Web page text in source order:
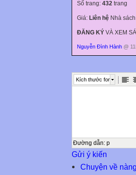
Số trang: 432 trang
Giá: Liên hệ Nhà
ĐĂNG KÝ VÀ XEM
Nguyễn Đình Hành @
Kích thước font
Đường dẫn: p
Gửi ý kiến
Chuyện về